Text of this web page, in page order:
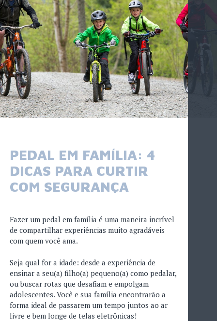
PEDAL EM FAMÍLIA: 4
DICAS PARA CURTIR
COM SEGURANÇA
Fazer um pedal em família é uma maneira incrível
de compartilhar experiências muito agradáveis
com quem você ama.
Seja qual for a idade: desde a experiência de
ensinar a seu(a) filho(a) pequeno(a) como pedalar,
ou buscar rotas que desafiam e empolgam
adolescentes. Você e sua família encontrarão a
forma ideal de passarem um tempo juntos ao ar
livre e bem longe de telas eletrônicas!